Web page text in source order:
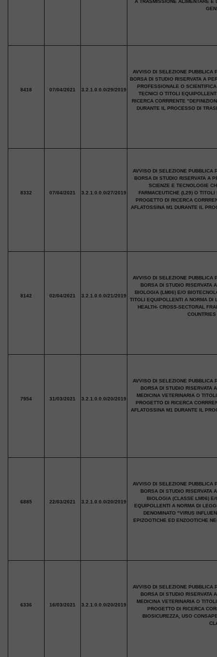
A TRASMISSIONE ALIMENTARE E
8418 07/04/2021 3.2.1.0.0.0/29/2019
AVVISO DI SELEZIONE PUBBLICA
BORSA DI STUDIO RISERVATA A
PROFESSIONALE O
TECNICI O TITOLI
RICERCA CORRRENTE
DURANTE IL PROCESSO DI
8332 07/04/2021 3.2.1.0.0.0/27/2019
AVVISO DI SELEZIONE PUBBLICA
BORSA DI STUDIO RISERVATA A
SCIENZE E TECNOLOGIE
FARMACEUTICHE (L29) O
PROGETTO DI RICERCA
AFLATOSSINA M1 DURANTE IL
8142 02/04/2021 3.2.1.0.0.0/21/2019
AVVISO DI SELEZIONE PUBBLICA
BORSA DI STUDIO RISERVATA
BIOLOGIA (LM06) E/O
TITOLI EQUIPOLLENTI A NORMA DI
HEALTH- CROSS-SECTORAL
7954 31/03/2021 3.2.1.0.0.0/20/2019
AVVISO DI SELEZIONE PUBBLICA
BORSA DI STUDIO RISERVATA
MEDICINA VETERINARIA O
PROGETTO DI RICERCA
AFLATOSSINA M1 DURANTE IL
6885 22/03/2021 3.2.1.0.0.0/20/2019
AVVISO DI SELEZIONE PUBBLICA
BORSA DI STUDIO RISERVATA
BIOLOGIA (CLASSE LM06)
EQUIPOLLENTI A NORMA DI
DENOMINATO "VIRUS
EPIZOOTICHE ED ENZOOTICHE
6336 16/03/2021 3.2.1.0.0.0/20/2019
AVVISO DI SELEZIONE PUBBLICA
BORSA DI STUDIO RISERVATA
MEDICINA VETERINARIA O
PROGETTO DI RICERCA
BIOSICUREZZA, USO